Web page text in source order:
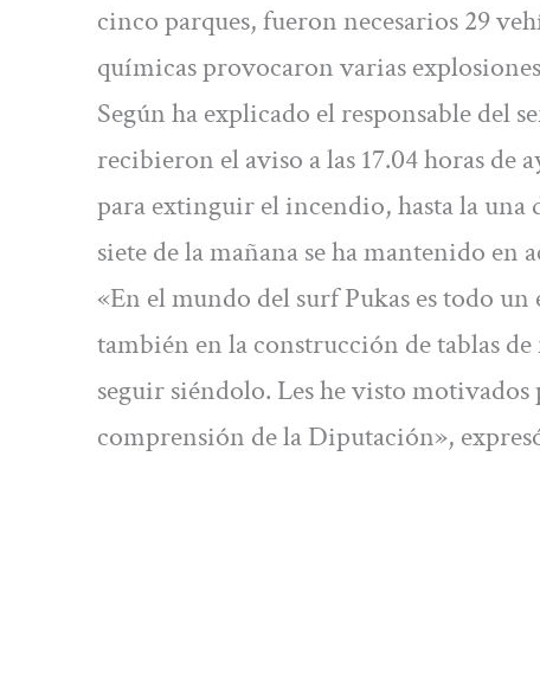
cinco parques, fueron necesarios 29
químicas provocaron varias
Según ha explicado el responsable
recibieron el aviso a las 17.04 horas de
para extinguir el incendio, hasta la una
siete de la mañana se ha mantenido en
«En el mundo del surf Pukas es todo
también en la construcción de tablas
seguir siéndolo. Les he visto motivados
comprensión de la Diputación»,